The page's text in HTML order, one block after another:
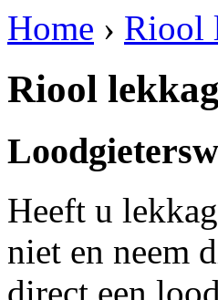
Home › Riool
Riool
Heeft u
niet en neem
direct een